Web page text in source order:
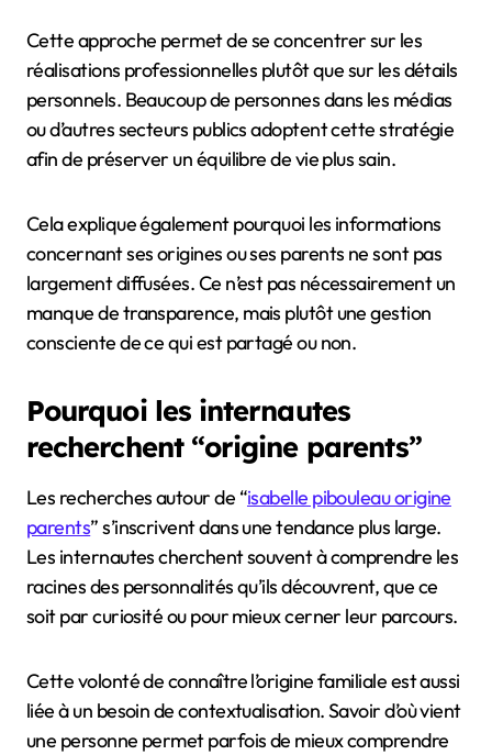
Cette approche permet de se concentrer sur les
réalisations professionnelles plutôt que sur les détails
personnels. Beaucoup de personnes dans les médias
ou d’autres secteurs publics adoptent cette stratégie
afin de préserver un équilibre de vie plus sain.
Cela explique également pourquoi les informations
concernant ses origines ou ses parents ne sont pas
largement diffusées. Ce n’est pas nécessairement un
manque de transparence, mais plutôt une gestion
consciente de ce qui est partagé ou non.
Pourquoi les internautes
recherchent “origine parents”
Les recherches autour de “isabelle pibouleau origine
parents” s’inscrivent dans une tendance plus large.
Les internautes cherchent souvent à comprendre les
racines des personnalités qu’ils découvrent, que ce
soit par curiosité ou pour mieux cerner leur parcours.
Cette volonté de connaître l’origine familiale est aussi
liée à un besoin de contextualisation. Savoir d’où vient
une personne permet parfois de mieux comprendre